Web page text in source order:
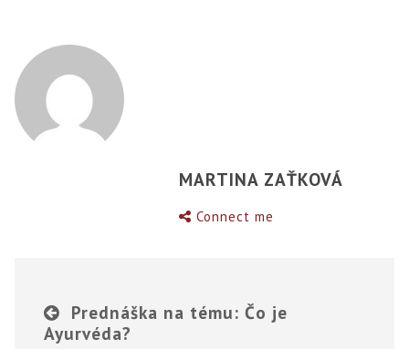
MARTINA ZAŤKOVÁ
Connect me
Prednáška na tému: Čo je
Ayurvéda?